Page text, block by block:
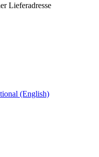
Lieferadresse
(English)